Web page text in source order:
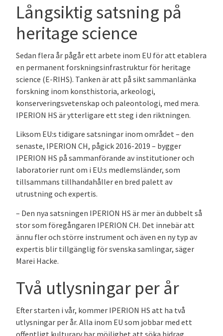
Långsiktig satsning på
heritage science
Sedan flera år pågår ett arbete inom EU för att etablera
en permanent forskningsinfrastruktur för heritage
science (E-RIHS). Tanken är att på sikt sammanlänka
forskning inom konsthistoria, arkeologi,
konserveringsvetenskap och paleontologi, med mera.
IPERION HS är ytterligare ett steg i den riktningen.
Liksom EU:s tidigare satsningar inom området – den
senaste, IPERION CH, pågick 2016-2019 – bygger
IPERION HS på sammanförande av institutioner och
laboratorier runt om i EU:s medlemsländer, som
tillsammans tillhandahåller en bred palett av
utrustning och expertis.
– Den nya satsningen IPERION HS är mer än dubbelt så
stor som föregångaren IPERION CH. Det innebär att
ännu fler och större instrument och även en ny typ av
expertis blir tillgänglig för svenska samlingar, säger
Marei Hacke.
Två utlysningar per år
Efter starten i vår, kommer IPERION HS att ha två
utlysningar per år. Alla inom EU som jobbar med ett
offentligt kulturarv har möjlighet att söka bidrag,